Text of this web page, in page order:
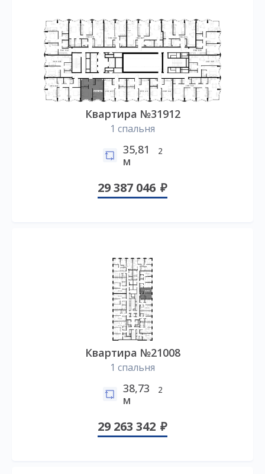
Квартира №31912
1 спальня
35,81
м
2
29 387 046
Квартира №21008
1 спальня
38,73
м
2
29 263 342